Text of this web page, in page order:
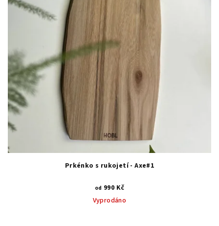
Prkénko s rukojetí - Axe#1
od 990 Kč
Vyprodáno